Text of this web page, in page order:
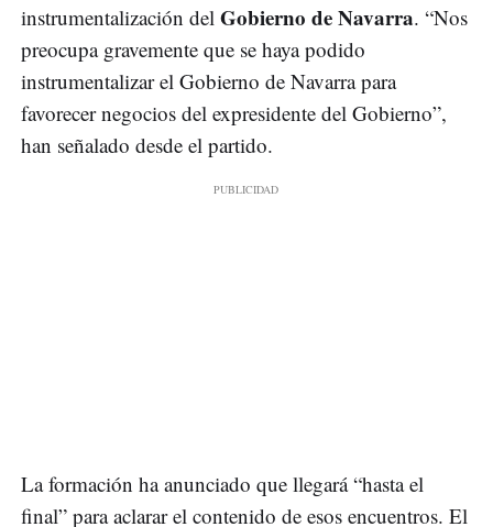
instrumentalización del Gobierno de Navarra. “Nos
preocupa gravemente que se haya podido
instrumentalizar el Gobierno de Navarra para
favorecer negocios del expresidente del Gobierno”,
han señalado desde el partido.
La formación ha anunciado que llegará “hasta el
final” para aclarar el contenido de esos encuentros. El